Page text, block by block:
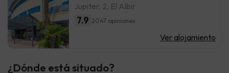
Jupiter, 2, El Albir
7.9 2047 opiniones
Ver alojamiento
¿Dónde está situado?